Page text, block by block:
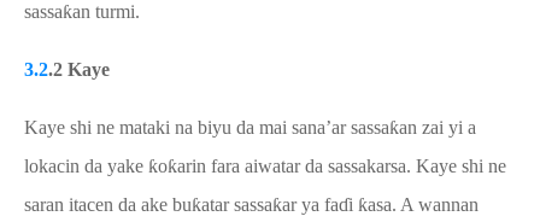
sassaƙan turmi.
3.2.2 Kaye
Kaye shi ne mataki na biyu da mai sana’ar sassaƙan zai yi a
lokacin da yake ƙoƙarin fara aiwatar da sassakarsa. Kaye shi ne
saran itacen da ake buƙatar sassaƙar ya faɗi ƙasa. A wannan